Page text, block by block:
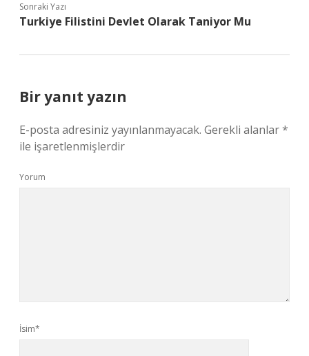
Sonraki Yazı
Turkiye Filistini Devlet Olarak Taniyor Mu
Bir yanıt yazın
E-posta adresiniz yayınlanmayacak. Gerekli alanlar*
ile işaretlenmişlerdir
Yorum
İsim*